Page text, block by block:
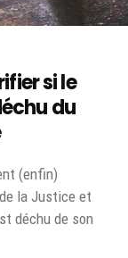
si le
du
(enfin)
la Justice et
déchu de son